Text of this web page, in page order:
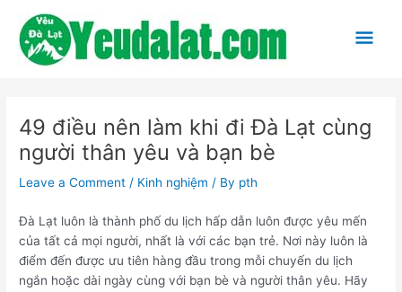
content
49 điều nên làm khi đi Đà Lạt cùng
người thân yêu và bạn bè
Leave a Comment / Kinh nghiệm / By pth
Đà Lạt luôn là thành phố du lịch hấp dẫn luôn được yêu mến
của tất cả mọi người, nhất là với các bạn trẻ. Nơi này luôn là
điểm đến được ưu tiên hàng đầu trong mỗi chuyến du lịch
ngắn hoặc dài ngày cùng với bạn bè và người thân yêu. Hãy